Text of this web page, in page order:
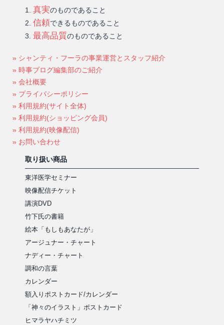
真実のものであること
信頼できるものであること
最高品質のものであること
» シャンティ・フーラの事業運営とスタッフ紹介
» 時事ブログ編集部のご紹介
» 会社概要
» プライバシーポリシー
» 利用規約(サイト全体)
» 利用規約(ショッピング会員)
» 利用規約(映像配信)
» お問い合わせ
取り扱い商品
東洋医学セミナー
映像配信チケット
講演DVD
竹下氏の書籍
絵本「もしもあなたが」
アージュナー・チャート
ナディー・チャート
調和の言葉
カレンダー
額入りポストカード/カレンダー
「神々のイラスト」ポストカード
ヒマラヤハチミツ